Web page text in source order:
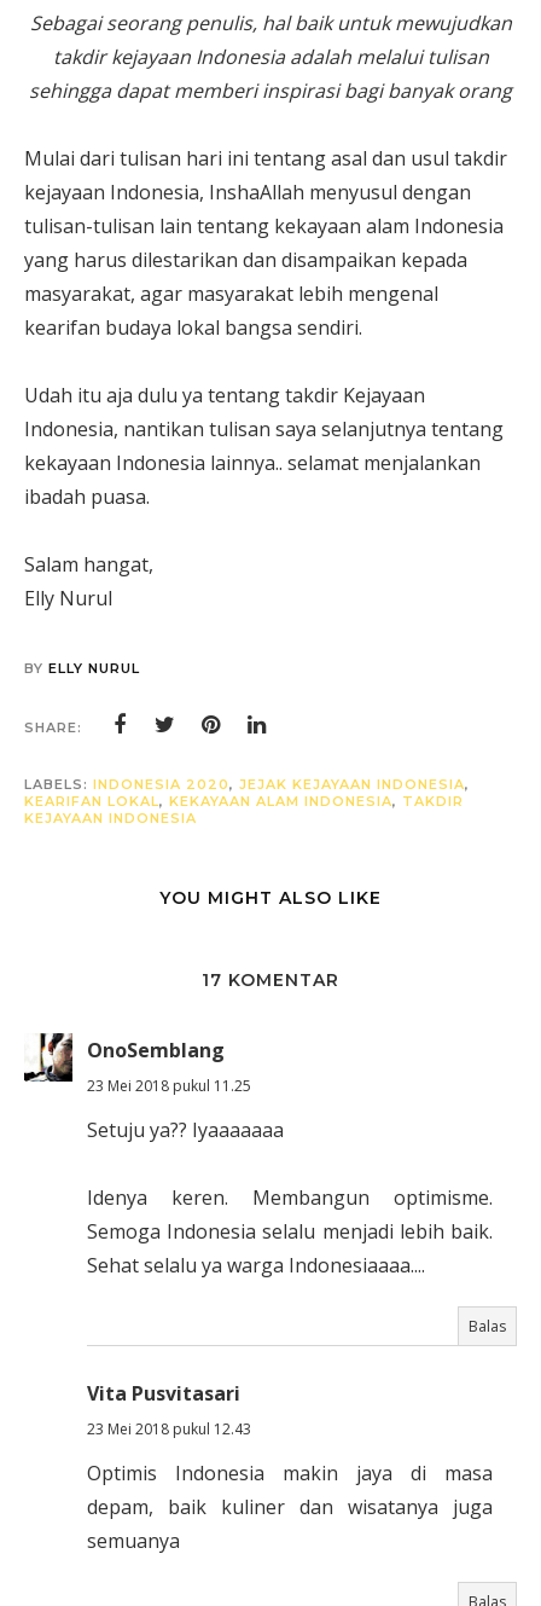
Sebagai seorang penulis, hal baik untuk mewujudkan
takdir kejayaan Indonesia adalah melalui tulisan
sehingga dapat memberi inspirasi bagi banyak orang
Mulai dari tulisan hari ini tentang asal dan usul takdir
kejayaan Indonesia, InshaAllah menyusul dengan
tulisan-tulisan lain tentang kekayaan alam Indonesia
yang harus dilestarikan dan disampaikan kepada
masyarakat, agar masyarakat lebih mengenal
kearifan budaya lokal bangsa sendiri.
Udah itu aja dulu ya tentang takdir Kejayaan
Indonesia, nantikan tulisan saya selanjutnya tentang
kekayaan Indonesia lainnya.. selamat menjalankan
ibadah puasa.
Salam hangat,
Elly Nurul
BY ELLY NURUL
SHARE:
LABELS: INDONESIA 2020, JEJAK KEJAYAAN INDONESIA,
KEARIFAN LOKAL, KEKAYAAN ALAM INDONESIA, TAKDIR
KEJAYAAN INDONESIA
YOU MIGHT ALSO LIKE
17 KOMENTAR
OnoSemblang
23 Mei 2018 pukul 11.25
Setuju ya?? Iyaaaaaaa
Idenya keren. Membangun optimisme.
Semoga Indonesia selalu menjadi lebih baik.
Sehat selalu ya warga Indonesiaaaa....
Balas
Vita Pusvitasari
23 Mei 2018 pukul 12.43
Optimis Indonesia makin jaya di masa
depam, baik kuliner dan wisatanya juga
semuanya
Balas